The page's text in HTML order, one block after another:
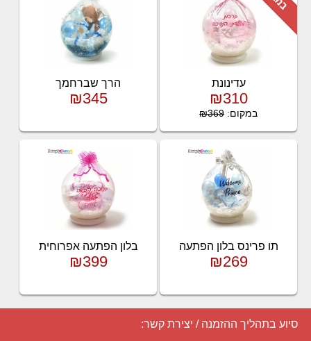
עדינונת
₪310
במקום:₪369
הרך שברחמך
₪345
תו פרינס בלון הפתעה
₪269
בלון הפתעה אפרוחית
₪399
סיוע בתהליך ההזמנה / יצירת קשר: